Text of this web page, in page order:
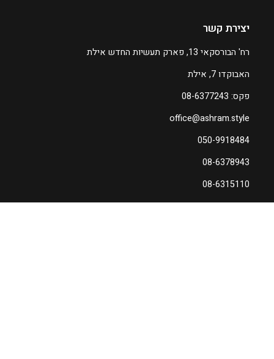
יצירת קשר
רח' הבורסקאי 13, פארק תעשיות החדש אילת
האבוקדו 7, אילת
פקס: 08-6377243
office@ashram.style
050-9918484
08-6378943
08-6315110